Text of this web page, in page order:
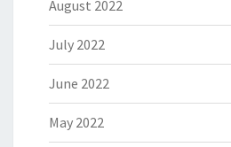
August 2022
July 2022
June 2022
May 2022